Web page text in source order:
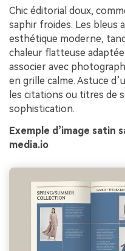
Chic éditorial doux,
saphir froides. Les bleus
esthétique moderne,
chaleur flatteuse
associer avec
en grille calme. Astuce
les citations ou titres de
sophistication.
Exemple d’image satin
media.io